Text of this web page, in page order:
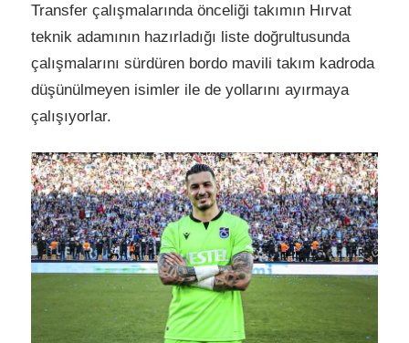
Transfer çalışmalarında önceliği takımın Hırvat
teknik adamının hazırladığı liste doğrultusunda
çalışmalarını sürdüren bordo mavili takım kadroda
düşünülmeyen isimler ile de yollarını ayırmaya
çalışıyorlar.